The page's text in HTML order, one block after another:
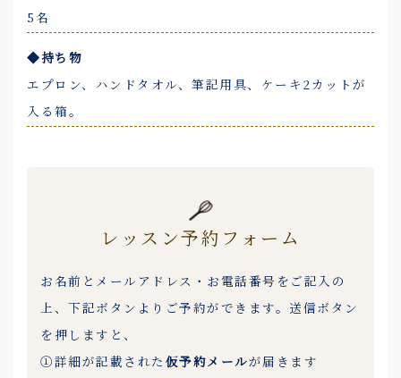
5名
◆持ち物
エプロン、ハンドタオル、筆記用具、ケーキ2カットが
入る箱。
レッスン予約フォーム
お名前とメールアドレス・お電話番号をご記入の
上、下記ボタンよりご予約ができます。送信ボタン
を押しますと、
①詳細が記載された 仮予約メールが届きます